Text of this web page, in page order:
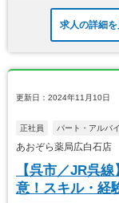
求人の詳細を
更新日：2024年11月10日
正社員 パート・アルバ
あおぞら薬局広白石店
【呉市／JR呉
意！スキル・経